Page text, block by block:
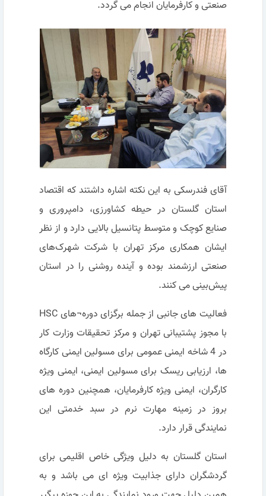
صنعتی و کارفرمایان انجام می گردد.
آقای فندرسکی به این نکته اشاره داشتند که اقتصاد
استان گلستان در حیطه کشاورزی، دامپروری و
صنایع کوچک و متوسط پتانسیل بالایی دارد و از نظر
ایشان همکاری مرکز تهران با شرکت‌ شهرک‌های
صنعتی ارزشمند بوده و آینده روشنی را در استان
پیش‌بینی می کنند.
فعالیت های جانبی از جمله برگزای دوره¬های HSC
با مجوز پشتیبانی تهران و مرکز تحقیقات وزارت کار
در 4 شاخه ایمنی عمومی برای مسولین ایمنی کارگاه
ها، ارزیابی ریسک برای مسولین ایمنی، ایمنی ویژه
کارگران، ایمنی ویژه کارفرمایان، همچنین دوره های
بروز در زمینه مهارت نرم در سبد خدمتی این
نمایندگی قرار دارد.
استان گلستان به دلیل ویژگی خاص اقلیمی برای
گردشگران دارای جذابیت ویژه ای می باشد و به